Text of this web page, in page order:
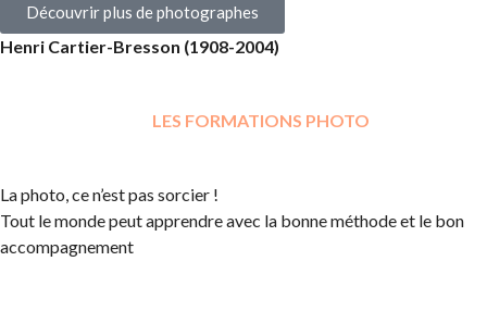
Découvrir plus de photographes
Henri Cartier-Bresson (1908-2004)
LES FORMATIONS PHOTO
La photo, ce n’est pas sorcier !
Tout le monde peut apprendre avec la bonne méthode et le bon
accompagnement